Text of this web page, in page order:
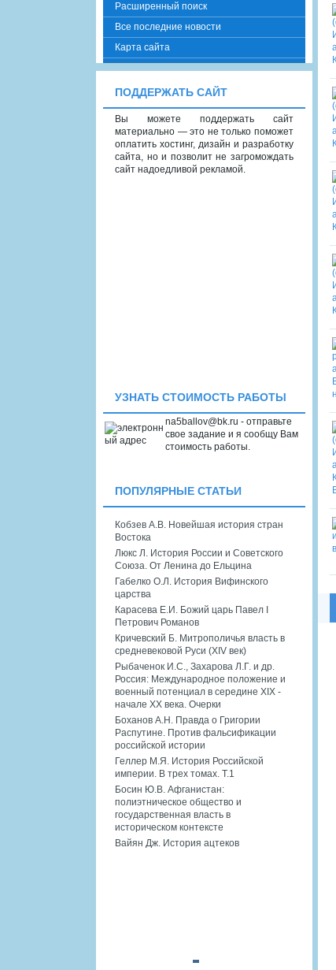
Расширенный поиск
Все последние новости
Карта сайта
ПОДДЕРЖАТЬ САЙТ
Вы можете поддержать сайт
материально — это не только поможет
оплатить хостинг, дизайн и разработку
сайта, но и позволит не загромождать
сайт надоедливой рекламой.
УЗНАТЬ СТОИМОСТЬ РАБОТЫ
na5ballov@bk.ru - отправьте
свое задание и я сообщу Вам
стоимость работы.
ПОПУЛЯРНЫЕ СТАТЬИ
Кобзев А.В. Новейшая история стран
Востока
Люкс Л. История России и Советского
Союза. От Ленина до Ельцина
Габелко О.Л. История Вифинского
царства
Карасева Е.И. Божий царь Павел I
Петрович Романов
Кричевский Б. Митрополичья власть в
средневековой Руси (XIV век)
Рыбаченок И.С., Захарова Л.Г. и др.
Россия: Международное положение и
военный потенциал в середине XIX -
начале XX века. Очерки
Боханов А.Н. Правда о Григории
Распутине. Против фальсификации
российской истории
Геллер М.Я. История Российской
империи. В трех томах. Т.1
Босин Ю.В. Афганистан:
полиэтническое общество и
государственная власть в
историческом контексте
Вайян Дж. История ацтеков